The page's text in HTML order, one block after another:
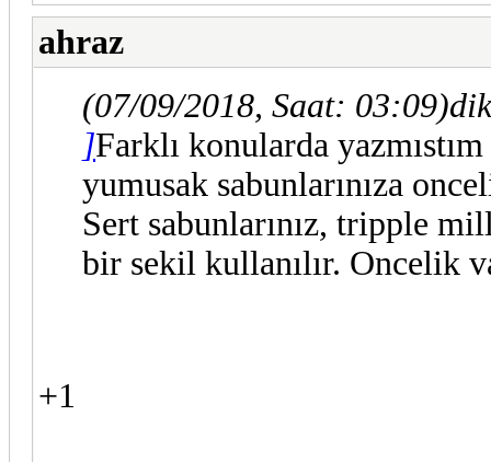
ahraz
(07/09/2018, Saat: 03:09)
]Farklı konularda
yumusak sabunlarınıza
Sert sabunlarınız, tripple
bir sekil kullanılır. Oncelik
+1